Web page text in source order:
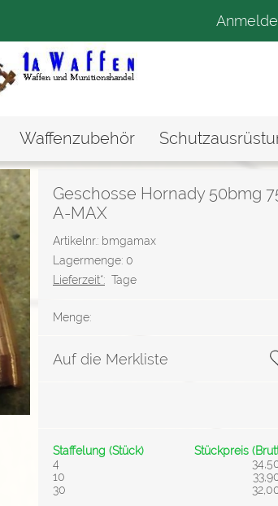
Waffenzubehör
Geschosse Hornady 50bmg
A-MAX
Artikelnr.: bmgamax
Lagermenge: 0
Lieferzeit*: Tage
Menge:
Auf die Merkliste
Staffelung (Stück)
Stückpreis
4
10
30